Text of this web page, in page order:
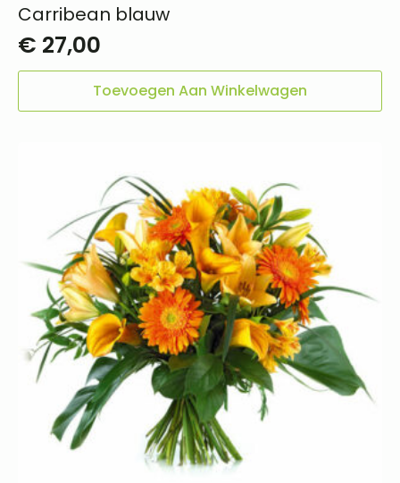
Carribean blauw
€ 27,00
Toevoegen Aan Winkelwagen